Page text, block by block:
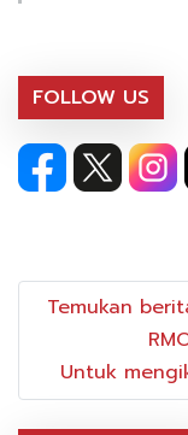
FOLLOW US
Temukan
Untuk